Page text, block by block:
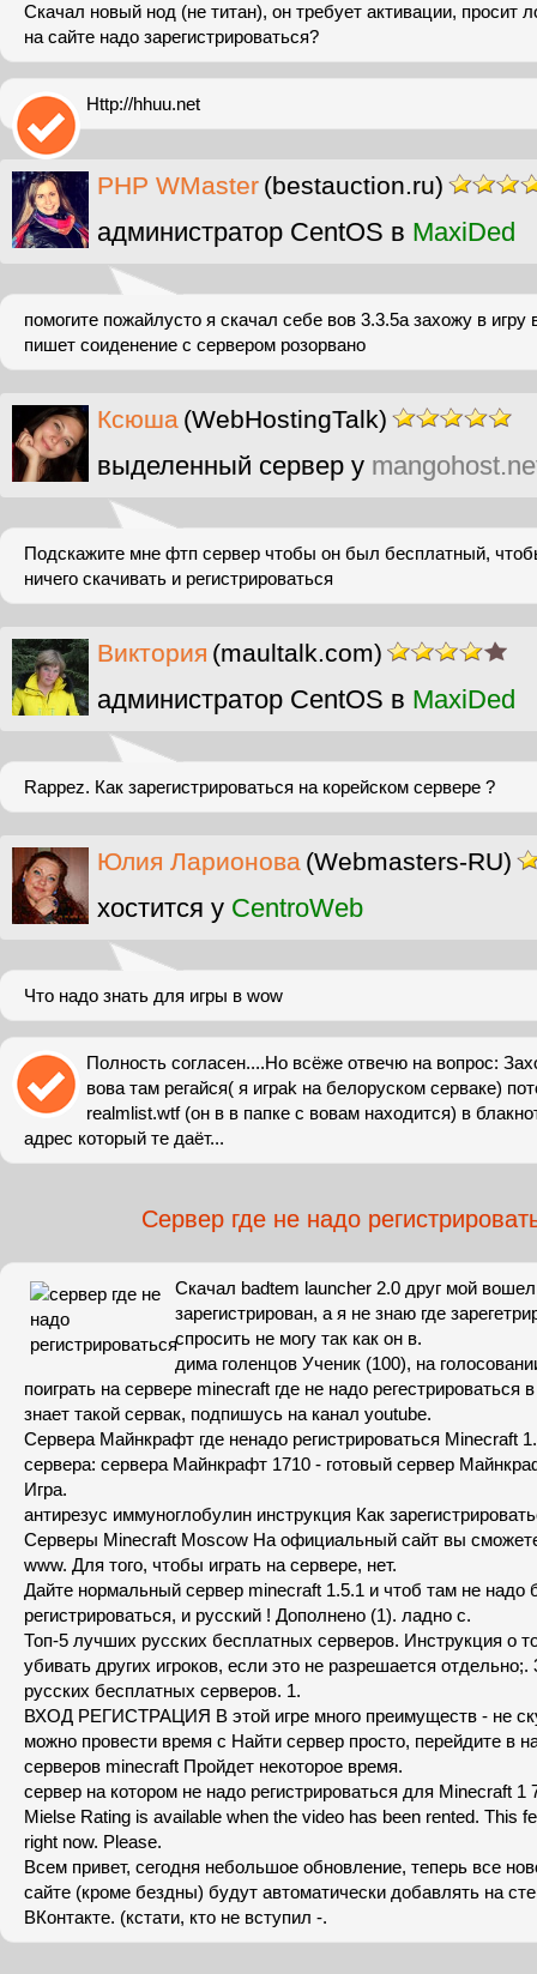
Скачал новый нод (не титан), он требует активации, просит
на сайте надо зарегистрироваться?
Http://hhuu.net
PHP WMaster (bestauction.ru)
администратор CentOS в MaxiDed
помогите пожайлусто я скачал себе вов 3.3.5а захожу в
пишет соиденение с сервером розорвано
Ксюша (WebHostingTalk)
выделенный сервер у
Подскажите мне фтп сервер чтобы он был бесплатный,
ничего скачивать и регистрироваться
Виктория (maultalk.com)
администратор CentOS в MaxiDed
Rappez. Как зарегистрироваться на корейском сервере ?
Юлия Ларионова (Webmasters-RU)
хостится у CentroWeb
Что надо знать для игры в wow
Полность согласен....Но всёже отвечю на вопрос:
вова там регайся( я играk на белоруском серваке)
realmlist.wtf (он в в папке с вовам находится) в
адрес который те даёт...
Сервер где не надо
Скачал badtem launcher 2.0 друг мой вошел
зарегистрирован, а я не знаю где
спросить не могу так как он в.
дима голенцов Ученик (100), на
поиграть на сервере minecraft где не надо регестрироваться
знает такой сервак, подпишусь на канал youtube.
Сервера Майнкрафт где ненадо регистрироваться Minecraft
сервера: сервера Майнкрафт 1710 - готовый сервер
Игра.
антирезус иммуноглобулин инструкция Как
Серверы Minecraft Moscow На официальный сайт вы
www. Для того, чтобы играть на сервере, нет.
Дайте нормальный сервер minecraft 1.5.1 и чтоб там не надо
регистрироваться, и русский ! Дополнено (1). ладно с.
Топ-5 лучших русских бесплатных серверов. Инструкция о
убивать других игроков, если это не разрешается
русских бесплатных серверов. 1.
ВХОД РЕГИСТРАЦИЯ В этой игре много преимуществ - не
можно провести время с Найти сервер просто, перейдите в
серверов minecraft Пройдет некоторое время.
сервер на котором не надо регистрироваться для Minecraft 1
Mielse Rating is available when the video has been rented. This
right now. Please.
Всем привет, сегодня небольшое обновление, теперь все
сайте (кроме бездны) будут автоматически добавлять на
ВКонтакте. (кстати, кто не вступил -.